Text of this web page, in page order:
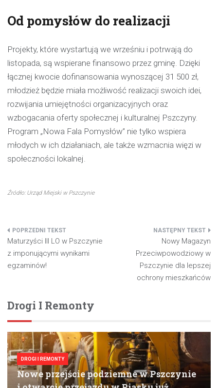
Od pomysłów do realizacji
Projekty, które wystartują we wrześniu i potrwają do
listopada, są wspierane finansowo przez gminę. Dzięki
łącznej kwocie dofinansowania wynoszącej 31 500 zł,
młodzież będzie miała możliwość realizacji swoich idei,
rozwijania umiejętności organizacyjnych oraz
wzbogacania oferty społecznej i kulturalnej Pszczyny.
Program „Nowa Fala Pomysłów” nie tylko wspiera
młodych w ich działaniach, ale także wzmacnia więzi w
społeczności lokalnej.
Źródło: Urząd Miejski w Pszczynie
Nawigacja
wpisu
Maturzyści III LO w Pszczynie
z imponującymi wynikami
egzaminów!
Nowy Magazyn
Przeciwpowodziowy w
Pszczynie dla lepszej
ochrony mieszkańców
Drogi I Remonty
DROGI I REMONTY
Nowe przejście podziemne w Pszczynie